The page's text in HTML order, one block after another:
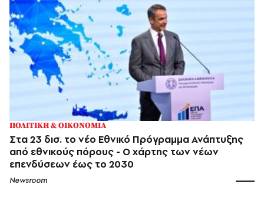
ΠΟΛΙΤΙΚΗ & ΟΙΚΟΝΟΜΙΑ
Στα 23 δισ. το νέο Εθνικό Πρόγραμμα Ανάπτυξης
από εθνικούς πόρους - Ο χάρτης των νέων
επενδύσεων έως το 2030
Newsroom